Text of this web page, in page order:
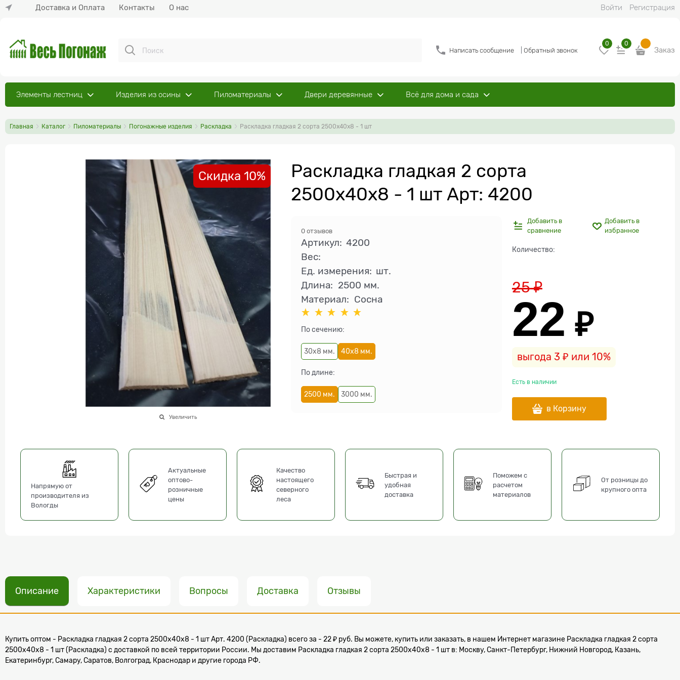
Доставка и Оплата Контакты О нас Войти Регистрация
Написать сообщение Обратный звонок
0 0
Заказ
Элементы лестниц Изделия из осины Пиломатериалы Двери деревянные Всё для дома и сада
Главная Каталог Пиломатериалы Погонажные изделия Раскладка Раскладка гладкая 2 сорта 2500x40x8 - 1 шт
Скидка 10%
Увеличить
Раскладка гладкая 2 сорта
2500x40x8 - 1 шт Арт: 4200
0 отзывов
Артикул: 4200
Вес:
Ед. измерения: шт.
Длина: 2500 мм.
Материал: Сосна
По сечению:
30х8 мм. 40х8 мм.
По длине:
2500 мм. 3000 мм.
Добавить в
сравнение
Добавить в
избранное
Количество:
25 ₽
22 ₽
выгода 3 ₽ или 10%
Есть в наличии
в Корзину
Напрямую от
производителя из
Вологды
Актуальные
оптово-
розничные
цены
Качество
настоящего
северного
леса
Быстрая и
удобная
доставка
Поможем с
расчетом
материалов
От розницы до
крупного опта
Описание Характеристики Вопросы Доставка Отзывы
Купить оптом - Раскладка гладкая 2 сорта 2500x40x8 - 1 шт Арт. 4200 (Раскладка) всего за - 22 ₽ руб. Вы можете, купить или заказать, в нашем Интернет магазине Раскладка гладкая 2 сорта
2500x40x8 - 1 шт (Раскладка) с доставкой по всей территории России. Мы доставим Раскладка гладкая 2 сорта 2500x40x8 - 1 шт в: Москву, Санкт-Петербург, Нижний Новгород, Казань,
Екатеринбург, Самару, Саратов, Волгоград, Краснодар и другие города РФ.